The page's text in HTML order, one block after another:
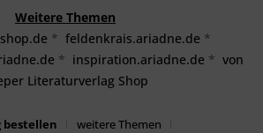
Weitere Themen
* feldenkrais.ariadne.de *
* inspiration.ariadne.de * von
Literaturverlag Shop
bestellen
weitere Themen